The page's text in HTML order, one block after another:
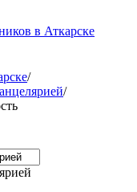
в Аткарске
/
/